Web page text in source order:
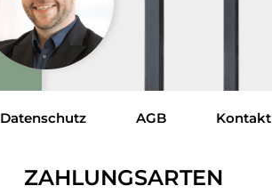
Datenschutz AGB Kontakt
ZAHLUNGSARTEN